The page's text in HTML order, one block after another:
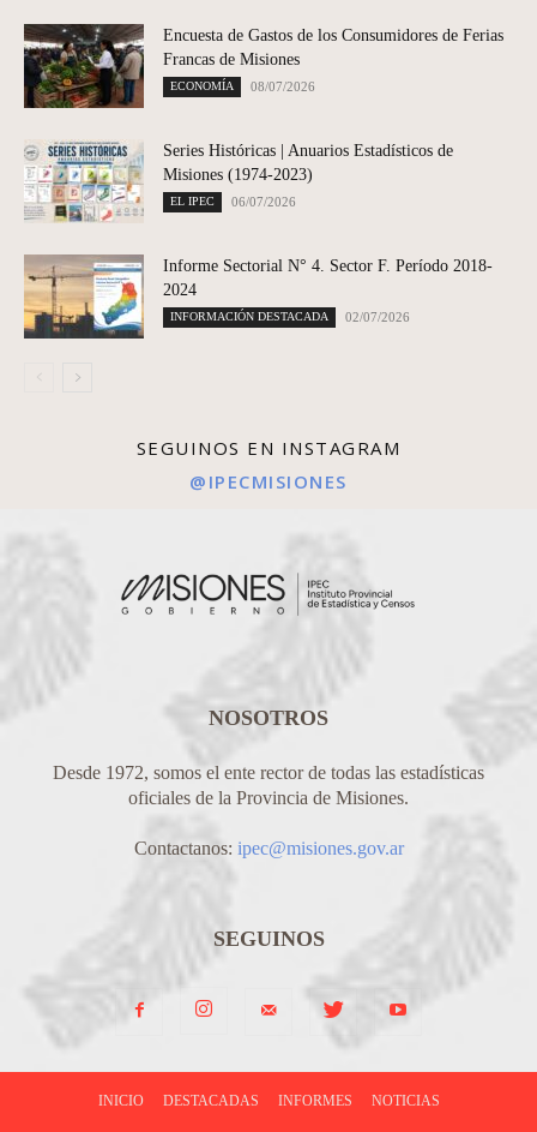
Encuesta de Gastos de los Consumidores de Ferias
Francas de Misiones
ECONOMÍA 08/07/2026
Series Históricas | Anuarios Estadísticos de
Misiones (1974-2023)
EL IPEC 06/07/2026
Informe Sectorial N° 4. Sector F. Período 2018-
2024
INFORMACIÓN DESTACADA 02/07/2026
SEGUINOS EN INSTAGRAM
@IPECMISIONES
NOSOTROS
Desde 1972, somos el ente rector de todas las estadísticas
oficiales de la Provincia de Misiones.
Contactanos: ipec@misiones.gov.ar
SEGUINOS
INICIO DESTACADAS INFORMES NOTICIAS